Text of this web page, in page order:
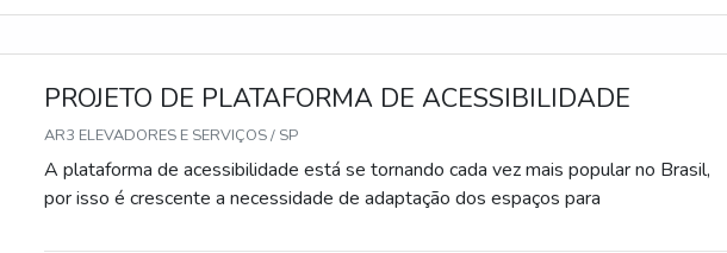
PROJETO DE PLATAFORMA DE ACESSIBILIDADE
AR3 ELEVADORES E SERVIÇOS / SP
A plataforma de acessibilidade está se tornando cada vez mais popular no Brasil,
por isso é crescente a necessidade de adaptação dos espaços para